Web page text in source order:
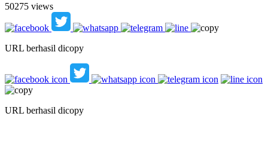
50275 views
URL berhasil dicopy
URL berhasil dicopy